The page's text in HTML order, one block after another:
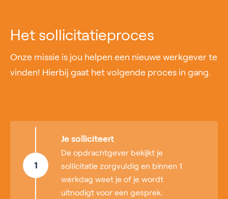
Het sollicitatieproces
Onze missie is jou helpen een nieuwe werkgever te
vinden! Hierbij gaat het volgende proces in gang.
1
Je solliciteert
De opdrachtgever bekijkt je
sollicitatie zorgvuldig en binnen 1
werkdag weet je of je wordt
uitnodigt voor een gesprek.